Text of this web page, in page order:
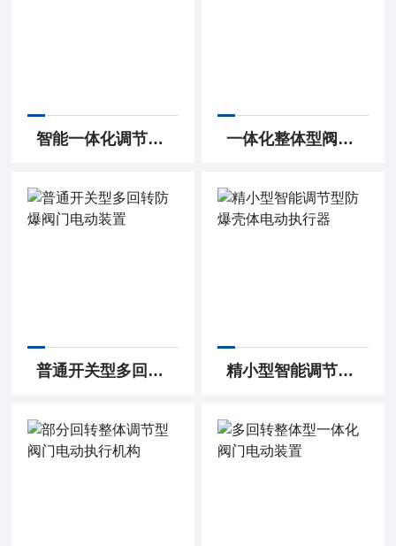
智能一体化调节型热风管道通风蝶阀 一体化整体型阀门电动执行机构
普通开关型多回转防爆阀门电动装置 精小型智能调节型防爆壳体电动执行器